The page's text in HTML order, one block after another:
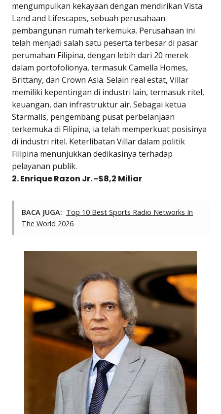
mengumpulkan kekayaan dengan mendirikan Vista
Land and Lifescapes, sebuah perusahaan
pembangunan rumah terkemuka. Perusahaan ini
telah menjadi salah satu peserta terbesar di pasar
perumahan Filipina, dengan lebih dari 20 merek
dalam portofolionya, termasuk Camella Homes,
Brittany, dan Crown Asia. Selain real estat, Villar
memiliki kepentingan di industri lain, termasuk ritel,
keuangan, dan infrastruktur air. Sebagai ketua
Starmalls, pengembang pusat perbelanjaan
terkemuka di Filipina, ia telah memperkuat posisinya
di industri ritel. Keterlibatan Villar dalam politik
Filipina menunjukkan dedikasinya terhadap
pelayanan publik.
2. Enrique Razon Jr. -$8,2 Miliar
BACA JUGA: Top 10 Best Sports Radio Networks In
The World 2026